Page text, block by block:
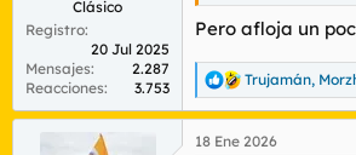
Clásico
Registro
20 Jul 2025
Mensajes
2.287
Reacciones
3.753
Pero afloja un
R
e
a
c
Trujamán,
18 Ene 2026